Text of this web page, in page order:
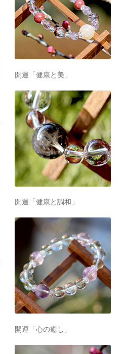
開運「健康と美」
開運「健康と調和」
開運「心の癒し」